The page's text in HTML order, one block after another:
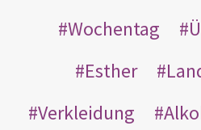
Wochentag
Esther
Verkleidung